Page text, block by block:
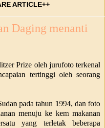
ARTICLE++
Daging menanti
Prize oleh jurufoto terkenal
tertinggi oleh seorang
pada tahun 1994, dan foto
menuju ke kem makanan
yang terletak beberapa